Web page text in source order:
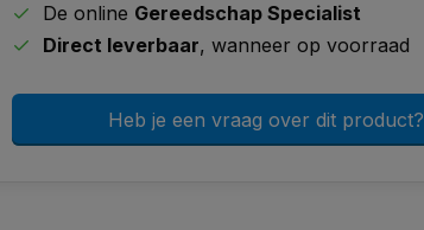
De online Gereedschap Specialist
Direct leverbaar, wanneer op voorraad
Heb je een vraag over dit product?